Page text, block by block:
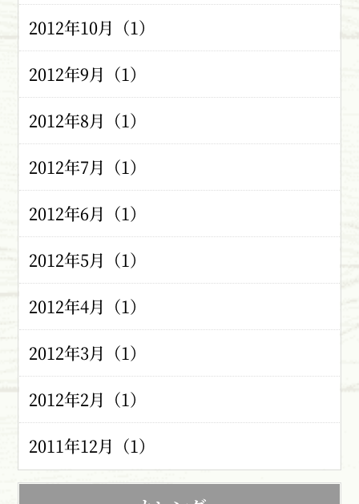
2012年10月（1）
2012年9月（1）
2012年8月（1）
2012年7月（1）
2012年6月（1）
2012年5月（1）
2012年4月（1）
2012年3月（1）
2012年2月（1）
2011年12月（1）